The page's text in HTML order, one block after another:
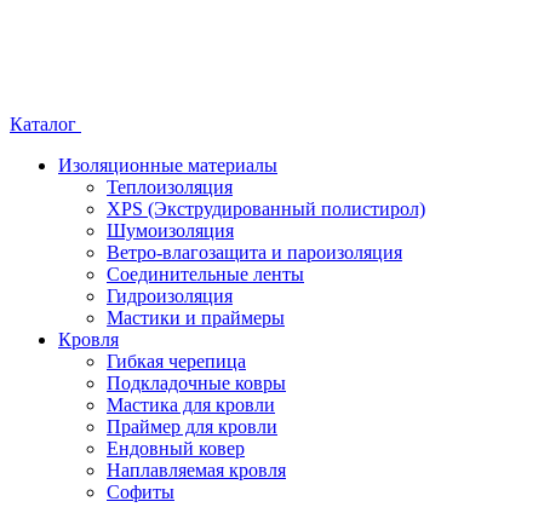
Каталог
Изоляционные материалы
Теплоизоляция
XPS (Экструдированный полистирол)
Шумоизоляция
Ветро-влагозащита и пароизоляция
Соединительные ленты
Гидроизоляция
Мастики и праймеры
Кровля
Гибкая черепица
Подкладочные ковры
Мастика для кровли
Праймер для кровли
Ендовный ковер
Наплавляемая кровля
Софиты